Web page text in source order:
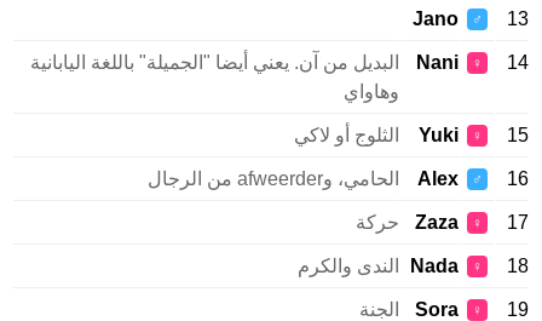
♂
Jano
♀
Nani
البديل من آن. يعني أيضا "الجميلة" باللغة اليابانية
وهاواي
♀
Yuki الثلوج أو لاكي
♂
Alex الحامي، وafweerder من الرجال
♀
Zaza حركة
♀
Nada الندى والكرم
♀
Sora الجنة